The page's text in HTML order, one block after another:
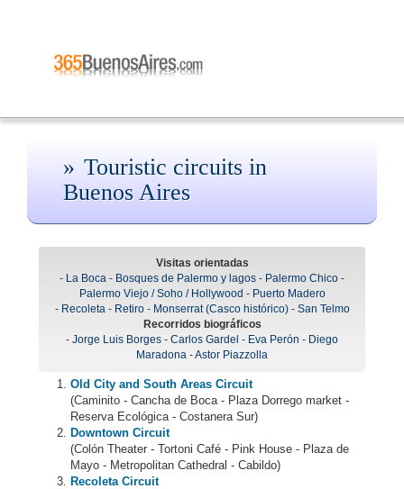
Touristic circuits in
Buenos Aires
Visitas orientadas
- La Boca - Bosques de Palermo y lagos - Palermo Chico -
Palermo Viejo / Soho / Hollywood - Puerto Madero
- Recoleta- Retiro- Monserrat (Casco histórico)- San Telmo
Recorridos biográficos
- Jorge Luis Borges - Carlos Gardel - Eva Perón - Diego
Maradona -Astor Piazzolla
Old City and South Areas Circuit
(Caminito - Cancha de Boca - Plaza Dorrego market -
Reserva Ecológica - Costanera Sur)
Downtown Circuit
(Colón Theater - Tortoni Café - Pink House - Plaza de
Mayo - Metropolitan Cathedral - Cabildo)
Recoleta Circuit